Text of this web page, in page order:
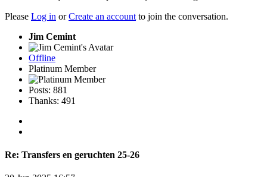
Please Log in orCreate an account to join the conversation.
Jim Cemint
Offline
Platinum Member
Posts: 881
Thanks: 491
Re: Transfers en geruchten 25-26